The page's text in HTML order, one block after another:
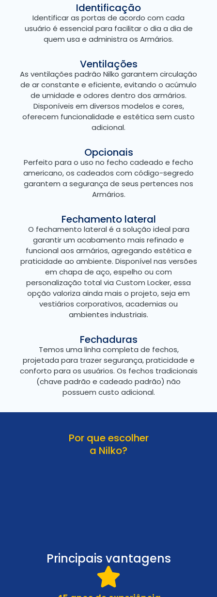
Identificação
Identificar as portas de acordo com cada
usuário é essencial para facilitar o dia a dia de
quem usa e administra os Armários.
Ventilações
As ventilações padrão Nilko garantem circulação
de ar constante e eficiente, evitando o acúmulo
de umidade e odores dentro dos armários.
Disponíveis em diversos modelos e cores,
oferecem funcionalidade e estética sem custo
adicional.
Opcionais
Perfeito para o uso no fecho cadeado e fecho
americano, os cadeados com código-segredo
garantem a segurança de seus pertences nos
Armários.
Fechamento lateral
O fechamento lateral é a solução ideal para
garantir um acabamento mais refinado e
funcional aos armários, agregando estética e
praticidade ao ambiente. Disponível nas versões
em chapa de aço, espelho ou com
personalização total via Custom Locker, essa
opção valoriza ainda mais o projeto, seja em
vestiários corporativos, academias ou
ambientes industriais.
Fechaduras
Temos uma linha completa de fechos,
projetada para trazer segurança, praticidade e
conforto para os usuários. Os fechos tradicionais
(chave padrão e cadeado padrão) não
possuem custo adicional.
Por que escolher
a Nilko?
Principais vantagens